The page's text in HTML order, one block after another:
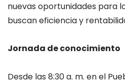
nuevas oportunidades para
buscan eficiencia y
Jornada de conocimiento
Desde las 8:30 a. m. en el